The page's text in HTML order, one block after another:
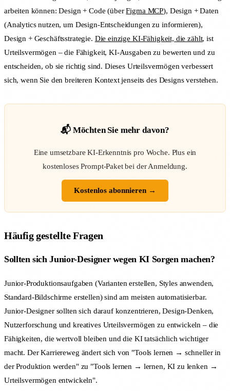
arbeiten können: Design + Code (überFigma MCP), Design + Daten
(Analytics nutzen, um Design-Entscheidungen zu informieren),
Design + Geschäftsstrategie. Die einzige KI-Fähigkeit, die zählt, ist
Urteilsvermögen – die Fähigkeit, KI-Ausgaben zu bewerten und zu
entscheiden, ob sie richtig sind. Dieses Urteilsvermögen verbessert
sich, wenn Sie den breiteren Kontext jenseits des Designs verstehen.
📬 Möchten Sie mehr davon?
Eine umsetzbare KI-Erkenntnis pro Woche. Plus ein
kostenloses Prompt-Paket bei der Anmeldung.
Kostenlos abonnieren →
Häufig gestellte Fragen
Sollten sich Junior-Designer wegen KI Sorgen machen?
Junior-Produktionsaufgaben (Varianten erstellen, Styles anwenden,
Standard-Bildschirme erstellen) sind am meisten automatisierbar.
Junior-Designer sollten sich darauf konzentrieren, Design-Denken,
Nutzerforschung und kreatives Urteilsvermögen zu entwickeln – die
Fähigkeiten, die wertvoll bleiben und die KI tatsächlich wichtiger
macht. Der Karriereweg ändert sich von "Tools lernen → schneller in
der Produktion werden" zu "Tools lernen → lernen, KI zu lenken →
Urteilsvermögen entwickeln".